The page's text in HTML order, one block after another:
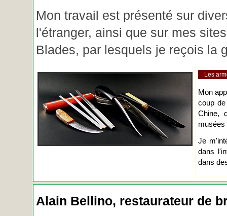
Mon travail est présenté sur
l'étranger, ainsi que sur mes
Blades, par lesquels je reçois la
Les
Mon
coup
Chine,
musées
Je
dans
dans
Alain Bellino, restaurateur de